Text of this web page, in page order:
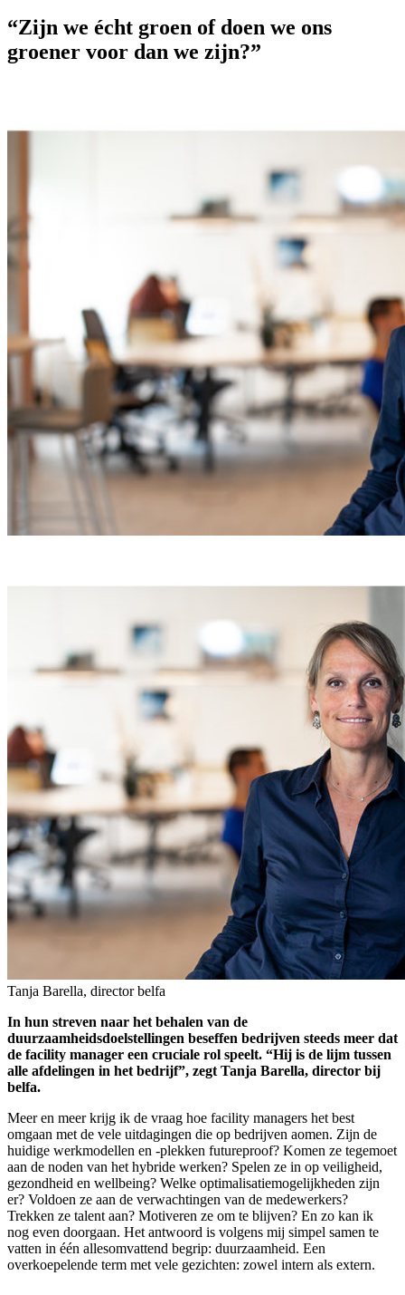
“Zijn we écht groen of doen we ons
groener voor dan we zijn?”
Tanja Barella, director belfa
In hun streven naar het behalen van de
duurzaamheidsdoelstellingen beseffen bedrijven steeds meer dat
de facility manager een cruciale rol speelt. “Hij is de lijm tussen
alle afdelingen in het bedrijf”, zegt Tanja Barella, director bij
belfa.
Meer en meer krijg ik de vraag hoe facility managers het best
omgaan met de vele uitdagingen die op bedrijven aomen. Zijn de
huidige werkmodellen en -plekken futureproof? Komen ze tegemoet
aan de noden van het hybride werken? Spelen ze in op veiligheid,
gezondheid en wellbeing? Welke optimalisatiemogelijkheden zijn
er? Voldoen ze aan de verwachtingen van de medewerkers?
Trekken ze talent aan? Motiveren ze om te blijven? En zo kan ik
nog even doorgaan. Het antwoord is volgens mij simpel samen te
vatten in één allesomvattend begrip: duurzaamheid. Een
overkoepelende term met vele gezichten: zowel intern als extern.